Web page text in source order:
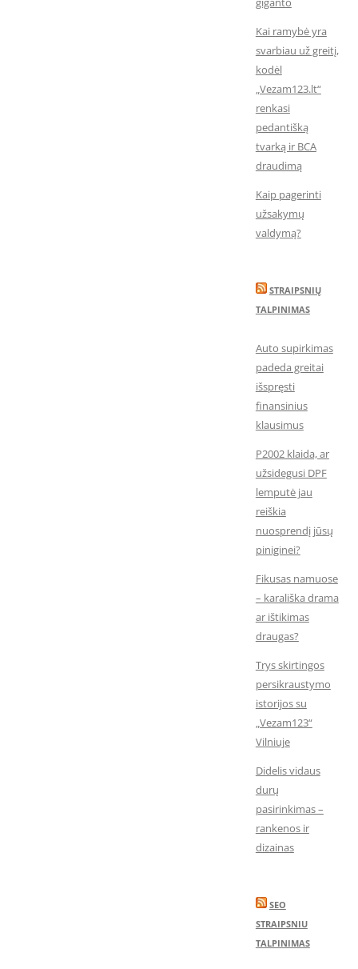
Kai ramybė yra
svarbiau už greitį,
kodėl
„Vezam123.lt“
renkasi
pedantišką
tvarką ir BCA
draudimą
Kaip pagerinti
užsakymų
valdymą?
STRAIPSNIŲ
TALPINIMAS
Auto supirkimas
padeda greitai
išspręsti
finansinius
klausimus
P2002 klaida, ar
užsidegusi DPF
lemputė jau
reiškia
nuosprendį jūsų
piniginei?
Fikusas namuose
– karališka drama
ar ištikimas
draugas?
Trys skirtingos
persikraustymo
istorijos su
„Vezam123“
Vilniuje
Didelis vidaus
durų
pasirinkimas –
rankenos ir
dizainas
SEO
STRAIPSNIU
TALPINIMAS